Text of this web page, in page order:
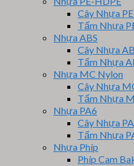
Cây Nhựa
Tấm Nhựa
Nhựa ABS
Cây Nhựa
Tấm Nhựa
Nhựa MC Nylon
Cây Nhựa
Tấm Nhựa
Nhựa PA6
Cây Nhựa
Tấm Nhựa
Nhựa Phíp
Phíp Cam